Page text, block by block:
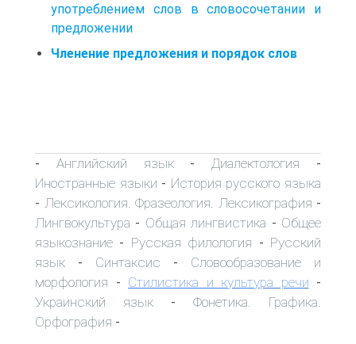
употреблением слов в словосочетании и
предложении
Членение предложения и порядок слов
- Английский язык- Диалектология -
Иностранные языки - История русского языка
- Лексикология. Фразеология. Лексикография -
Лингвокультура - Общая лингвистика - Общее
языкознание - Русская филология - Русский
язык - Синтаксис - Словообразование и
морфология - Стилистика и культура речи -
Украинский язык - Фонетика. Графика.
Орфография -